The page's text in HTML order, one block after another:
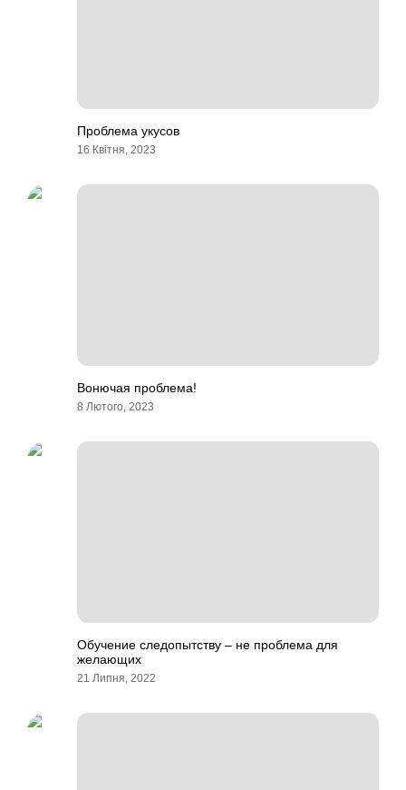
Проблема укусов
16 Квітня, 2023
Вонючая проблема!
8 Лютого, 2023
Обучение следопытству – не проблема для
желающих
21 Липня, 2022